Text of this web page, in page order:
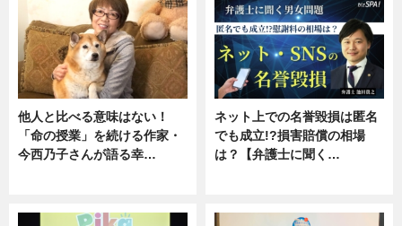
他人と比べる意味はない！
「命の授業」を続ける作家・
今西乃子さんが語る幸…
ネット上での名誉毀損は匿名
でも成立!?損害賠償の相場
は？【弁護士に聞く…